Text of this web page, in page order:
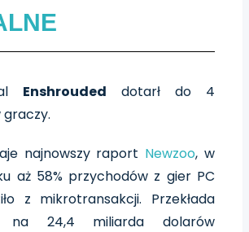
Enshrouded dotarł do 4
graczy.
najnowszy raport Newzoo, w
aż 58% przychodów z gier PC
z mikrotransakcji. Przekłada
24,4 miliarda dolarów